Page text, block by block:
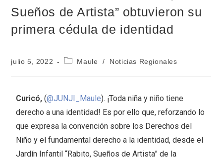
Sueños de Artista” obtuvieron su
primera cédula de identidad
julio 5, 2022 Maule / Noticias Regionales
Curicó, (@JUNJI_Maule). ¡Toda niña y niño tiene
derecho a una identidad! Es por ello que, reforzando lo
que expresa la convención sobre los Derechos del
Niño y el fundamental derecho a la identidad, desde el
Jardín Infantil “Rabito, Sueños de Artista” de la